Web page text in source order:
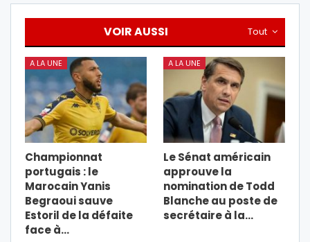
Tout
VOIR AUSSI
A LA UNE
Championnat
portugais : le
Marocain Yanis
Begraoui sauve
Estoril de la défaite
face à…
A LA UNE
Le Sénat américain
approuve la
nomination de Todd
Blanche au poste de
secrétaire à la…